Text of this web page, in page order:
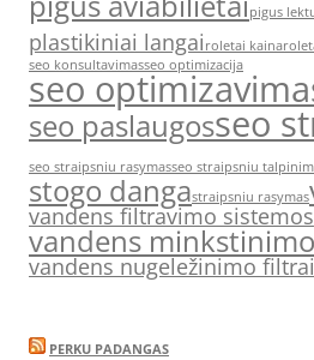
pigus
plastikiniai langai roletai kaina
seo konsultavimasseo optimizacija
seo
seo paslaugosseo
seo straipsniu rasymasseo straipsniu
stogo dangastraipsniu rasymas
vandens filtravimo sistemos
vandens
vandens nugeležinimo filtrai
PERKU PADANGAS